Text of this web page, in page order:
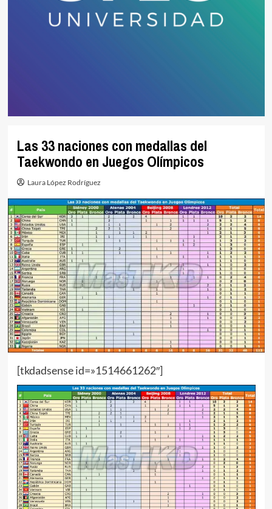
Las 33 naciones con medallas del
Taekwondo en Juegos Olímpicos
Laura López Rodríguez
[tkdadsense id=»1514661262″]